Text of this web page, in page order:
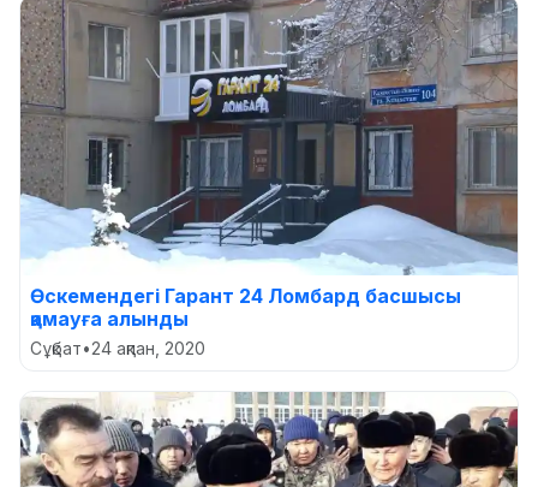
Өскемендегі Гарант 24 Ломбард басшысы
қамауға алынды
Сұқбат•24 ақпан, 2020